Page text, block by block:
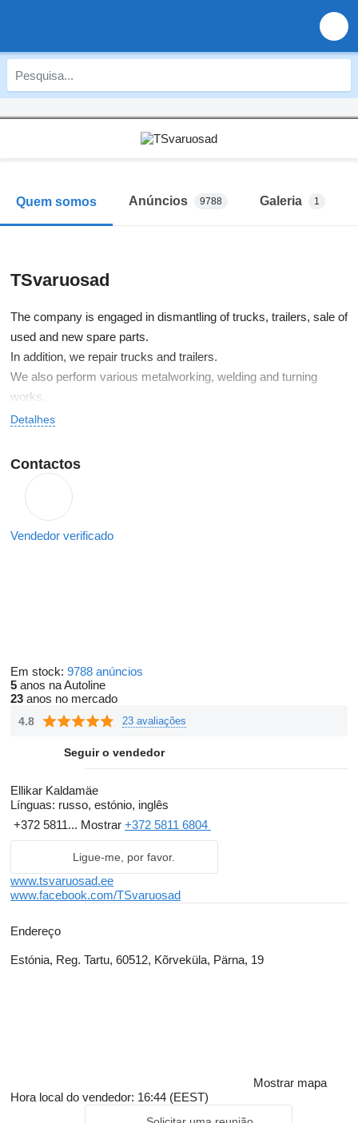
Quem somos Anúncios 9788 Galeria 1
TSvaruosad
The company is engaged in dismantling of trucks, trailers, sale of
used and new spare parts.
In addition, we repair trucks and trailers.
We also perform various metalworking, welding and turning
works.
Detalhes
Contactos
Vendedor verificado
Em stock: 9788 anúncios
5 anos na Autoline
23 anos no mercado
4.8 23 avaliações
Seguir o vendedor
Ellikar Kaldamäe
Línguas: russo, estónio, inglês
+372 5811... Mostrar +372 5811 6804
Ligue-me, por favor.
www.tsvaruosad.ee
www.facebook.com/TSvaruosad
Endereço
Estónia, Reg. Tartu, 60512, Kõrveküla, Pärna, 19
Mostrar mapa
Hora local do vendedor: 16:44 (EEST)